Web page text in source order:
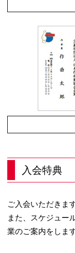
入会特典
ご入会いただきま
また、スケジュー
業のご案内をします